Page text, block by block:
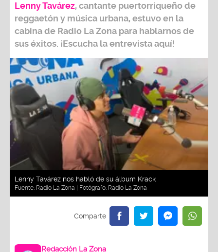
Lenny Tavárez, cantante puertorriqueño de
reggaetón y música urbana, estuvo en la
cabina de Radio La Zona para hablarnos de
sus éxitos. ¡Escucha la entrevista aquí!
Lenny Tavárez nos habló de su álbum Krack
Fuente: Radio La Zona | Fotógrafo: Radio La Zona
Redacción La Zona